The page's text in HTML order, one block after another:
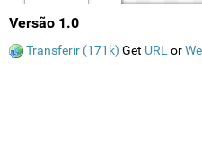
Versão 1.0
Transferir (171k) Get URL or